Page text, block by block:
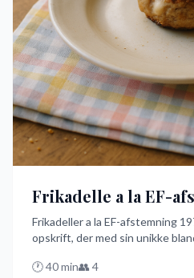
Frikadelle a la EF-
Frikadeller a la EF-afstemning
opskrift, der med sin unikke
historiske ret og nyd den med
🕐40min👥 4